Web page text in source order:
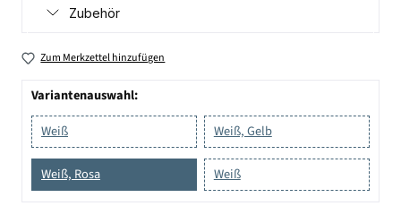
Zubehör
Zum Merkzettel hinzufügen
Variantenauswahl:
Weiß
Weiß, Gelb
Weiß, Rosa Weiß